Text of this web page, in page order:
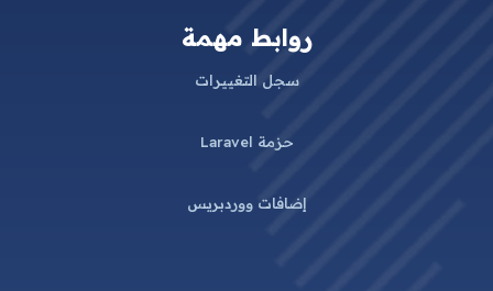
روابط مهمة
سجل التغييرات
حزمة Laravel
إضافات ووردبريس